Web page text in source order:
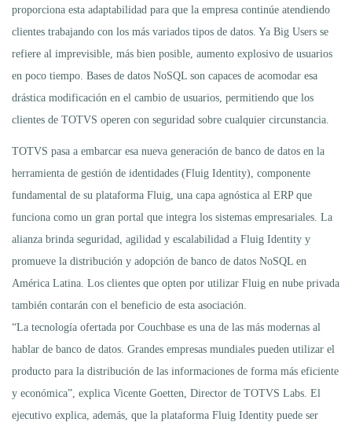
proporciona esta adaptabilidad para que la empresa continúe atendiendo
clientes trabajando con los más variados tipos de datos. Ya Big Users se
refiere al imprevisible, más bien posible, aumento explosivo de usuarios
en poco tiempo. Bases de datos NoSQL son capaces de acomodar esa
drástica modificación en el cambio de usuarios, permitiendo que los
clientes de TOTVS operen con seguridad sobre cualquier circunstancia.
TOTVS pasa a embarcar esa nueva generación de banco de datos en la
herramienta de gestión de identidades (Fluig Identity), componente
fundamental de su plataforma Fluig, una capa agnóstica al ERP que
funciona como un gran portal que integra los sistemas empresariales. La
alianza brinda seguridad, agilidad y escalabilidad a Fluig Identity y
promueve la distribución y adopción de banco de datos NoSQL en
América Latina. Los clientes que opten por utilizar Fluig en nube privada
también contarán con el beneficio de esta asociación.
“La tecnología ofertada por Couchbase es una de las más modernas al
hablar de banco de datos. Grandes empresas mundiales pueden utilizar el
producto para la distribución de las informaciones de forma más eficiente
y económica”, explica Vicente Goetten, Director de TOTVS Labs. El
ejecutivo explica, además, que la plataforma Fluig Identity puede ser